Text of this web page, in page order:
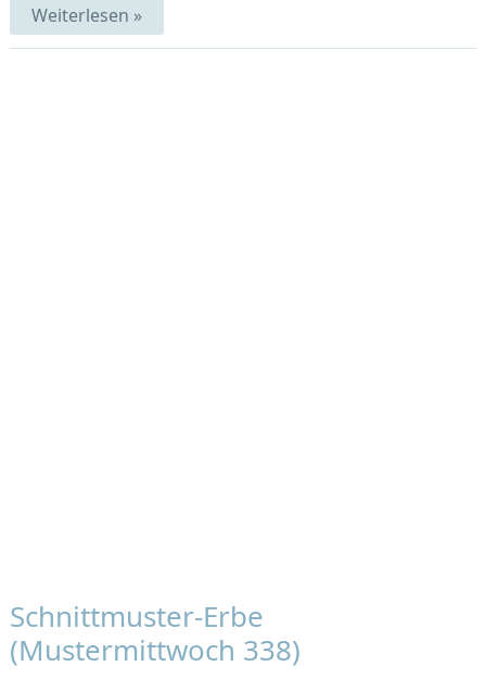
Stoff
trifft
Papier:
Weiterlesen »
Schnittmuster-Erbe
(Mustermittwoch 338)